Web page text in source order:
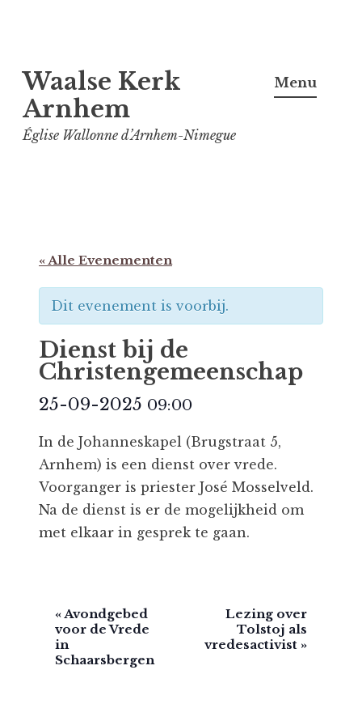
naar
inhoud
Waalse Kerk
Arnhem
Église Wallonne d’Arnhem-Nimegue
Menu
« Alle Evenementen
Dit evenement is voorbij.
Dienst bij de
Christengemeenschap
25-09-2025 09:00
In de Johanneskapel (Brugstraat 5,
Arnhem) is een dienst over vrede.
Voorganger is priester José Mosselveld.
Na de dienst is er de mogelijkheid om
met elkaar in gesprek te gaan.
«Avondgebed
voor de Vrede
in
Schaarsbergen
Lezing over
Tolstoj als
vredesactivist »